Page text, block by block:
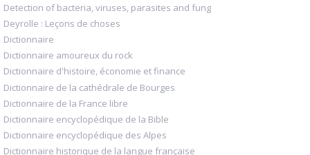
Detection of bacteria, viruses, parasites and fung
Deyrolle : Leçons de choses
Dictionnaire
Dictionnaire amoureux du rock
Dictionnaire d'histoire, économie et finance
Dictionnaire de la cathédrale de Bourges
Dictionnaire de la France libre
Dictionnaire encyclopédique de la Bible
Dictionnaire encyclopédique des Alpes
Dictionnaire historique de la langue française